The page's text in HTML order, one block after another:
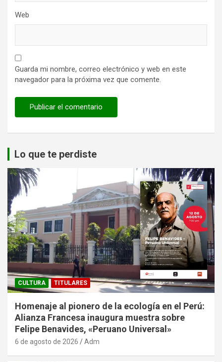
Web
Guarda mi nombre, correo electrónico y web en este
navegador para la próxima vez que comente.
Lo que te perdiste
CULTURA TITULARES
Homenaje al pionero de la ecología en el Perú:
Alianza Francesa inaugura muestra sobre
Felipe Benavides, «Peruano Universal»
6 de agosto de 2026 Adm